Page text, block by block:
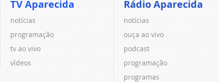
TV Aparecida
notícias
programação
tv ao vivo
vídeos
Rádio Aparecida
notícias
ouça ao vivo
podcast
programação
programas